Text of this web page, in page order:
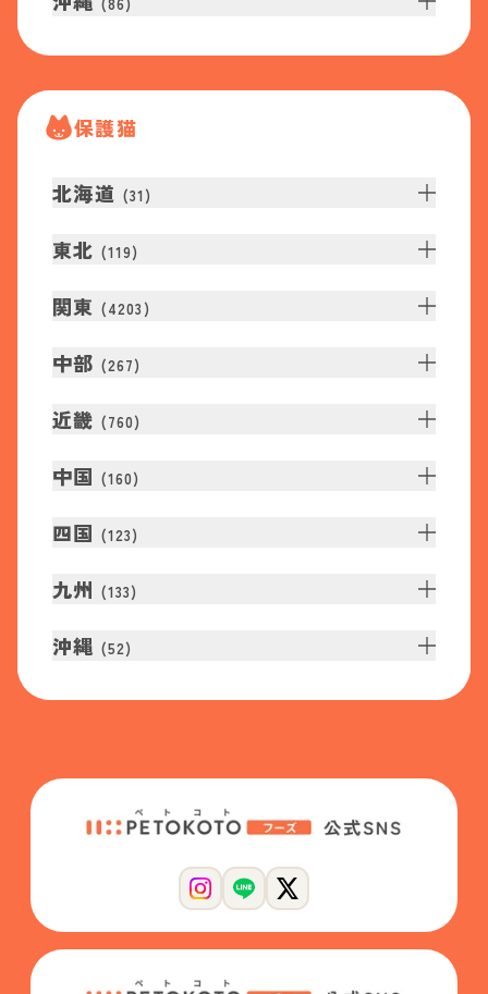
保護猫
北海道 (31 )
東北 (119)
関東 (4203 )
中部 (267)
近畿 (760)
中国 (160)
四国 (123)
九州 (133)
沖縄 (52)